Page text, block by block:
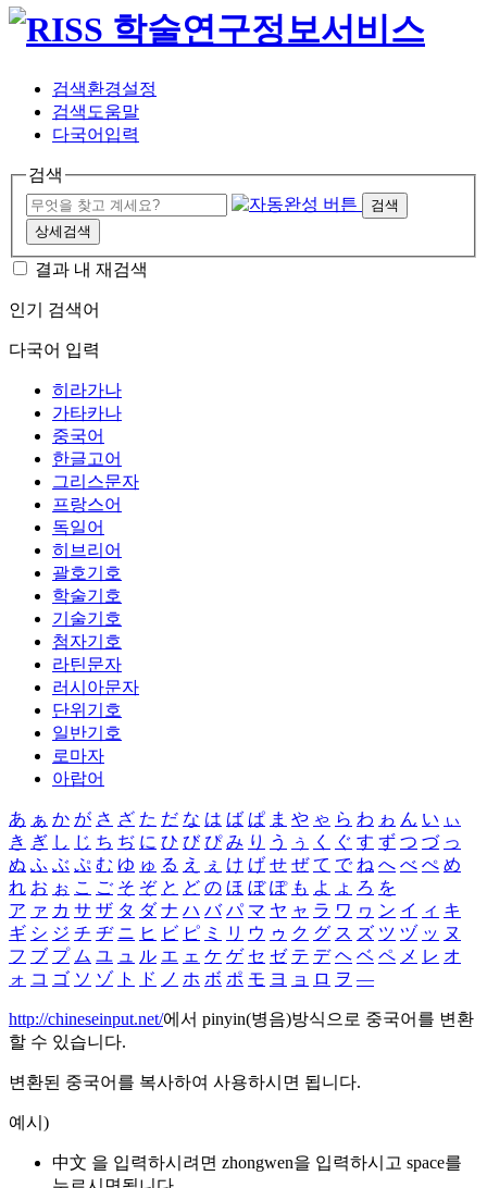
검색환경설정
검색도움말
다국어입력
검색
검색
상세검색
결과 내 재검색
인기 검색어
다국어 입력
히라가나
가타카나
중국어
한글고어
그리스문자
프랑스어
독일어
히브리어
괄호기호
학술기호
기술기호
첨자기호
라틴문자
러시아문자
단위기호
일반기호
로마자
아랍어
あ ぁ か が さ ざ た だ な は ば ぱ ま や ゃ ら わ ゎ ん い ぃ
き ぎ し じ ち ぢ に ひ び ぴ み り う ぅ く ぐ す ず つ づ っ
ぬ ふ ぶ ぷ む ゆ ゅ る え ぇ け げ せ ぜ て で ね へ べ ぺ め
れ お ぉ こ ご そ ぞ と ど の ほ ぼ ぽ も よ ょ ろ を
ア ァ カ サ ザ タ ダ ナ ハ バ パ マ ヤ ャ ラ ワ ヮ ン イ ィ キ
ギ シ ジ チ ヂ ニ ヒ ビ ピ ミ リ ウ ゥ ク グ ス ズ ツ ヅ ッ ヌ
フ ブ プ ム ユ ュ ル エ ェ ケ ゲ セ ゼ テ デ ヘ ベ ペ メ レ オ
ォ コ ゴ ソ ゾ ト ド ノ ホ ボ ポ モ ヨ ョ ロ ヲ ―
http://chineseinput.net/에서 pinyin(병음)방식으로 중국어를 변환
할 수 있습니다.
변환된 중국어를 복사하여 사용하시면 됩니다.
예시)
中文 을 입력하시려면 zhongwen을 입력하시고 space를